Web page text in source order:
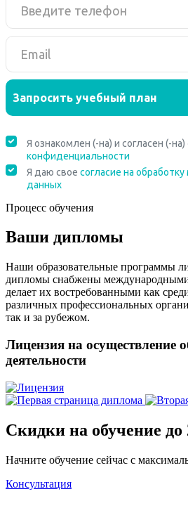
Процесс обучения
Ваши дипломы
Наши образовательные программы
дипломы снабжены
делает их востребованными как
различных профессиональных
так и за рубежом.
Лицензия на осуществление
деятельности
Скидки на обучение до
Начните обучение сейчас с
Консультация